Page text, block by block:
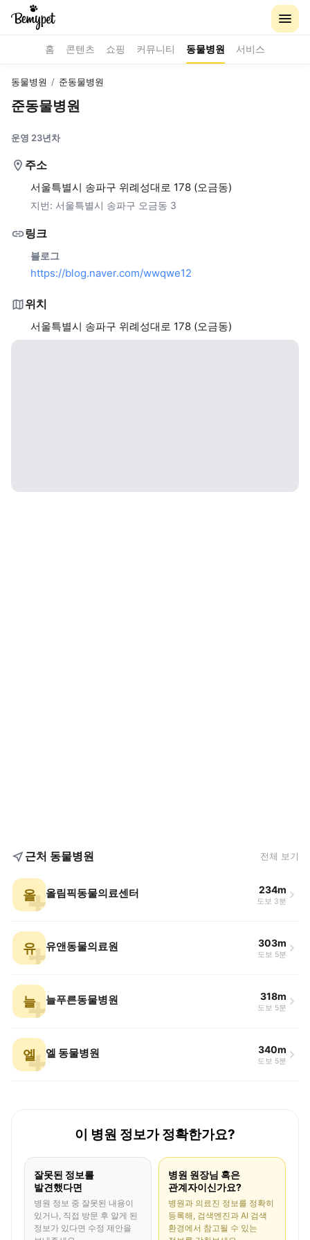
홈 콘텐츠 쇼핑 커뮤니티 동물병원 서비스
동물병원 / 준동물병원
준동물병원
운영 23년차
주소
서울특별시 송파구 위례성대로 178 (오금동)
지번: 서울특별시 송파구 오금동 3
링크
블로그
https://blog.naver.com/wwqwe12
위치
서울특별시 송파구 위례성대로 178 (오금동)
근처 동물병원 전체 보기
올 올림픽동물의료센터 234m
도보 3분
유 유앤동물의료원 303m
도보 5분
늘 늘푸른동물병원 318m
도보 5분
엘 엘 동물병원 340m
도보 5분
이 병원 정보가 정확한가요?
잘못된 정보를
발견했다면
병원 정보 중 잘못된 내용이
있거나, 직접 방문 후 알게 된
정보가 있다면 수정 제안을
병원 원장님 혹은
관계자이신가요?
병원과 의료진 정보를 정확히
등록해, 검색엔진과 AI 검색
환경에서 참고될 수 있는